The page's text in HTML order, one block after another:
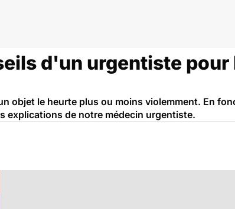
d'un urgentiste pour
objet le heurte plus ou moins violemment. En
explications de notre médecin urgentiste.